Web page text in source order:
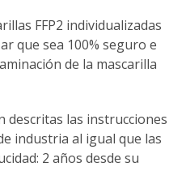
FFP2 individualizadas
que sea 100% seguro e
de la mascarilla
descritas las instrucciones
industria al igual que las
2 años desde su